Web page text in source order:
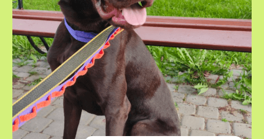
Сервис по выгулу и передержке
домашних животных
Передержка собак
Выгул собак
О нас
Контакты
8-800-222-59-47
info@voxfordogs.ru